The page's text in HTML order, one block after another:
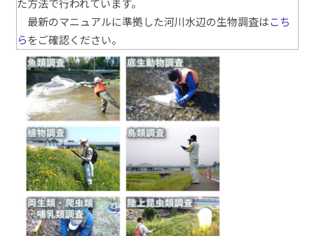
た方法で行われています。
最新のマニュアルに準拠した河川水辺の生物調査はこち
らをご確認ください。